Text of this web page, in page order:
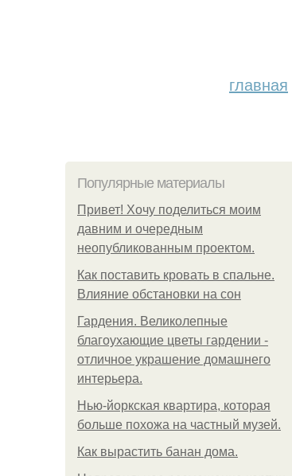
главная
Популярные материалы
Привет! Хочу поделиться моим
давним и очередным
неопубликованным проектом.
Как поставить кровать в спальне.
Влияние обстановки на сон
Гардения. Великолепные
благоухающие цветы гардении -
отличное украшение домашнего
интерьера.
Нью-йоркская квартира, которая
больше похожа на частный музей.
Как вырастить банан дома.